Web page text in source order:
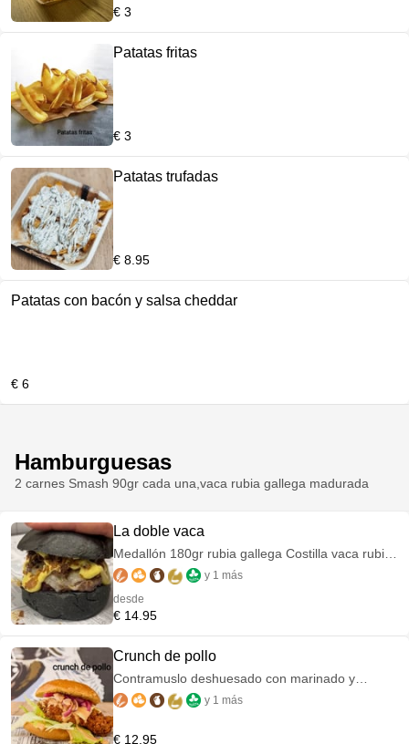
€ 3
Patatas fritas
€ 3
Patatas trufadas
€ 8.95
Patatas con bacón y salsa cheddar
€ 6
Hamburguesas
2 carnes Smash 90gr cada una,vaca rubia gallega madurada
La doble vaca
Medallón 180gr rubia gallega Costilla vaca rubia
gallega cocinada 24 h baja temperatura Queso
y 1 más
desde
€ 14.95
Crunch de pollo
Contramuslo deshuesado con marinado y
rebozado casero,lechuga,queso havarti,nuestra
y 1 más
€ 12.95